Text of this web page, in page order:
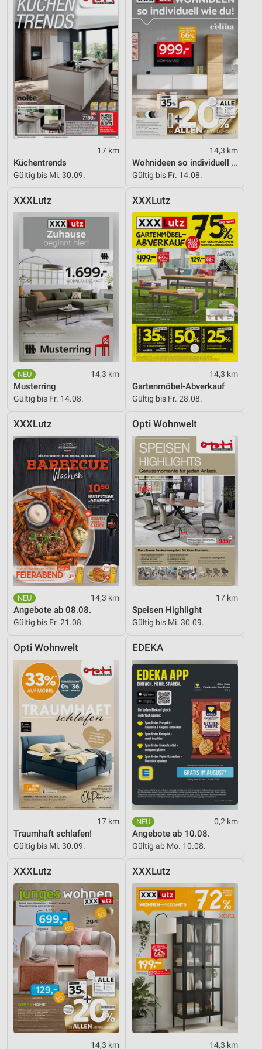
17 km
Küchentrends
Gültig bis Mi. 30.09.
14,3 km
Wohnideen so individuell wie du!
Gültig bis Fr. 14.08.
XXXLutz
14,3 km
Musterring
Gültig bis Fr. 14.08.
XXXLutz
14,3 km
Gartenmöbel-Abverkauf
Gültig bis Fr. 28.08.
XXXLutz
14,3 km
Angebote ab 08.08.
Gültig bis Fr. 21.08.
Opti Wohnwelt
17 km
Speisen Highlight
Gültig bis Mi. 30.09.
Opti Wohnwelt
17 km
Traumhaft schlafen!
Gültig bis Mi. 30.09.
EDEKA
0,2 km
Angebote ab 10.08.
Gültig ab Mo. 10.08.
XXXLutz
14,3 km
XXXLutz
14,3 km
Verwendung genauer Standortdaten
Geräte anhand von aktiv angeforderten
Informationen identifizieren
Nicht-IAB-Verarbeitungszwecke:
Notwendig
Performance
Funktional
Werbung